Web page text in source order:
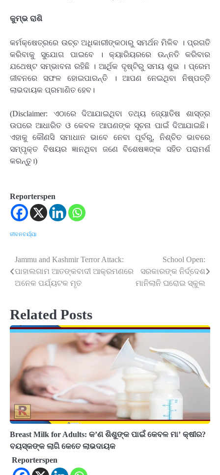
କୁମ୍ଭ ରାଶି
କର୍ମକ୍ଷେତ୍ରରେ ଉଚ୍ଚ ଅଧିକାରୀଙ୍କଠାରୁ ସମର୍ଥନ ମିଳିବ । ପ୍ରଗତି
କରିବାକୁ ସୁଯୋଗ ପାଇବେ । କ୍ୟାରିୟରରେ ଉନ୍ନତି କରିବାର
ଯଥେଷ୍ଟ ସମ୍ଭାବନା ରହିଛି । ଆର୍ଥିକ ଦୃଷ୍ଟିରୁ ସମୟ ଶୁଭ । ପ୍ରେମ
ଜୀବନରେ ସଫଳ ହୋଇପାରନ୍ତି । ଆପଣ ନେଇଥିବା ନିଷ୍ପତ୍ତି
ଲାଭଦାୟକ ପ୍ରମାଣିତ ହେବ।
(Disclaimer: ଏଠାରେ ଦିଆଯାଇଥିବା ତଥ୍ୟ ଜ୍ୟୋତିଷ ଶାସ୍ତ୍ର
ଉପରେ ଆଧାରିତ ଓ କେବଳ ଆପଣଙ୍କ ସୂଚନା ପାଇଁ ଦିଆଯାଇଛି।
ଏହାକୁ କୌଣସି ସମାଧାନ ଭାବେ ନେବା ପୂର୍ବରୁ, ନିଶ୍ଚିତ ଭାବରେ
ସମ୍ପୃକ୍ତ ବିଷୟର ଜ୍ଞାନଥିବା ଜଣେ ବିଶେଷଜ୍ଞଙ୍କ ସହିତ ପରାମର୍ଶ
କରନ୍ତୁ।)
Reporterspen
ଜୀବନଚର୍ଯ୍ୟା
Post
navigation
Jammu and Kashmir Terror Attack:
ପାହାଲଗାମ ଆତଙ୍କବାଦୀ ଆକ୍ରମଣରେ
ଅନେକ ପର୍ଯ୍ୟଟକ ମୃତ
School Open:
ସରକାରଙ୍କ ନିର୍ଦ୍ଦେଶ
ମାନିଲାନି ଘରୋଇ ସ୍କୁଲ
Related Posts
Breast Milk for Adults: କ’ଣ ଶିଶୁଙ୍କ ପାଇଁ କେବଳ ମା’ କ୍ଷୀର?
ବୟସ୍କଙ୍କ ଲାଗି କେତେ ଲାଭଦାୟକ
Reporterspen